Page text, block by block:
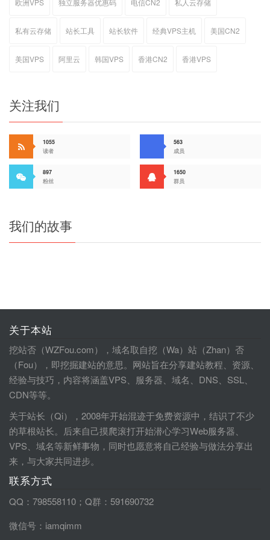
欧洲VPS 独立服务器优惠码 电信CN2 私人云存储
私有云存储 站长工具 站长软件 经典VPS主机 美国CN2
美国VPS 阿里云 韩国VPS 香港CN2 香港VPS
关注我们
1055
读者
563
成员
897
粉丝
1650
群员
我们的故事
关于本站
挖站否（WZFou.com），域名取自挖（Wa）站（Zhan）否
（Fou），即挖掘建站的意思。网站旨在分享建站教程、资源、
经验与技巧，内容将涵盖VPS、服务器、域名、DNS、SSL、
CDN等等。
关于站长（Qi），2008年开始混迹于免费资源中，结识了不少
的草根站长。后来自己摸爬滚打开始潜心学习Web服务器、
VPS、域名等新鲜事物，同时也愿意将自己经验与做法分享出
来，与大家共同进步。
联系方式
QQ：798558110；Q群：591690732
微信号：iamqimm